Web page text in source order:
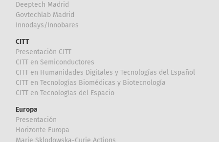
Deeptech Madrid
Govtechlab Madrid
Innodays/Innobares
CITT
Presentación CITT
CITT en Semiconductores
CITT en Humanidades Digitales y Tecnologías del Español
CITT en Tecnologías Biomédicas y Biotecnología
CITT en Tecnologías del Espacio
Europa
Presentación
Horizonte Europa